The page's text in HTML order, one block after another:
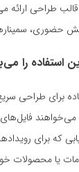
طراحی ارائه
حضوری،
استفاده را
برای طراحی سریع
فایل‌های
که برای
یا محصولات خود